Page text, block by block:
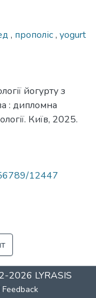
, прополіс, yogurt
йогурту з
: дипломна
Київ, 2025.
12447
2026 LYRASIS